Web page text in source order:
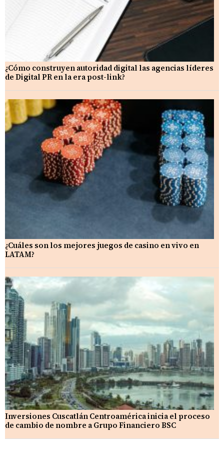
¿Cómo construyen autoridad digital las agencias líderes
de Digital PR en la era post-link?
¿Cuáles son los mejores juegos de casino en vivo en
LATAM?
Inversiones Cuscatlán Centroamérica inicia el proceso
de cambio de nombre a Grupo Financiero BSC